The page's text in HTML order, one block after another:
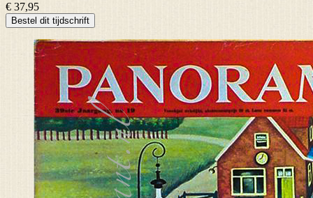
€ 37,95
Bestel dit tijdschrift